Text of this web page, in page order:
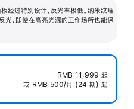
经过特别设计，反光率极低。纳米纹理
光，即使在高亮光源的工作场所也能保
RMB 11,999 起
或 RMB 500/月 (24 期) 起